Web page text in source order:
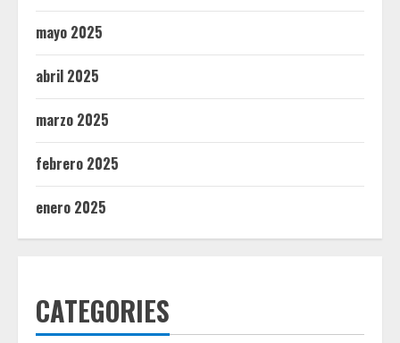
mayo 2025
abril 2025
marzo 2025
febrero 2025
enero 2025
CATEGORIES